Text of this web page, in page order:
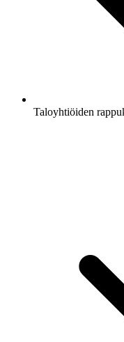
Taloyhtiöiden